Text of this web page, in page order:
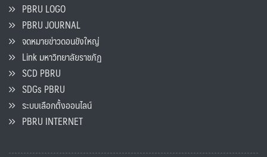
PBRU LOGO
PBRU JOURNAL
จดหมายข่าวดอนขังใหญ่
Link มหาวิทยาลัยราชภัฏ
SCD PBRU
SDGs PBRU
ระบบเลือกตั้งออนไลน์
PBRU INTERNET